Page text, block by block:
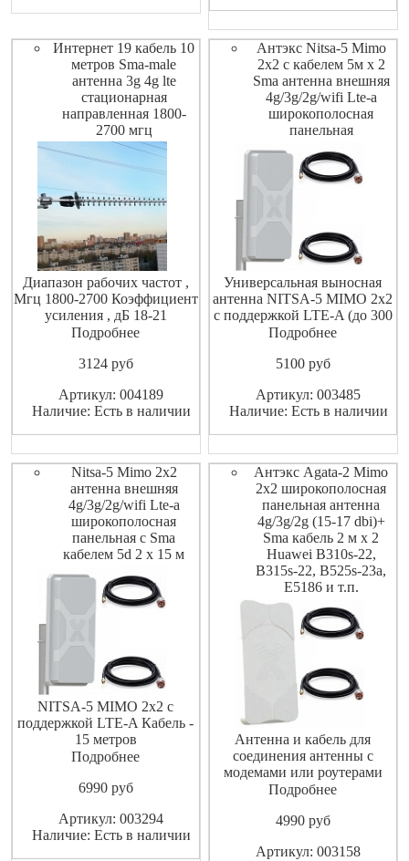
Интернет 19 кабель 10
метров Sma-male
антенна 3g 4g lte
стационарная
направленная 1800-
2700 мгц
Диапазон рабочих частот ,
Мгц 1800-2700 Коэффициент
усиления , дБ 18-21
Коэффициент защитного
Поляризация Вертикальная
Подробнее
3124pуб
Артикул: 004189
Наличие: Есть в наличии
Антэкс Nitsa-5 Mimo
2x2 с кабелем 5м х 2
Sma антенна внешняя
4g/3g/2g/wifi Lte-a
широкополосная
панельная
Универсальная выносная
антенна NITSA-5 MIMO 2x2
с поддержкой LTE-A (до 300
Мб/с)
Подробнее
5100pуб
Артикул: 003485
Наличие: Есть в наличии
Nitsa-5 Mimo 2x2
антенна внешняя
4g/3g/2g/wifi Lte-a
широкополосная
панельная с Sma
кабелем 5d 2 х 15 м
NITSA-5 MIMO 2x2 с
поддержкой LTE-A Кабель -
15 метров
Подробнее
6990pуб
Артикул: 003294
Наличие: Есть в наличии
Антэкс Agata-2 Mimo
2x2 широкополосная
панельная антенна
4g/3g/2g (15-17 dbi)+
Sma кабель 2 м х 2
Huawei B310s-22,
B315s-22, B525s-23a,
E5186 и т.п.
Антенна и кабель для
соединения антенны с
модемами или роутерами
Подробнее
4990pуб
Артикул: 003158